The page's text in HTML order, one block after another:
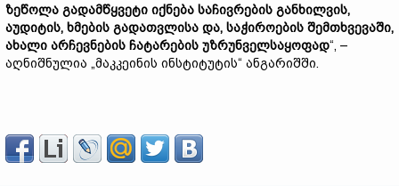
ზეწოლა გადამწყვეტი იქნება საჩივრების განხილვის,
აუდიტის, ხმების გადათვლისა და, საჭიროების შემთხვევაში,
ახალი არჩევნების ჩატარების უზრუნველსაყოფად“, –
აღნიშნულია „მაკკეინის ინსტიტუტის“ ანგარიშში.